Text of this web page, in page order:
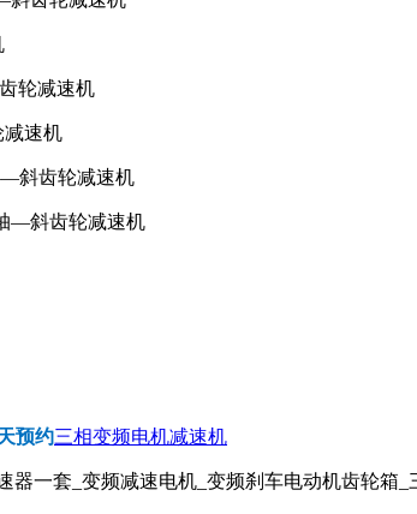
轮减速机
减速机
—斜齿轮减速机
—斜齿轮减速机
预约三相变频电机减速机
器一套_变频减速电机_变频刹车电动机齿轮箱